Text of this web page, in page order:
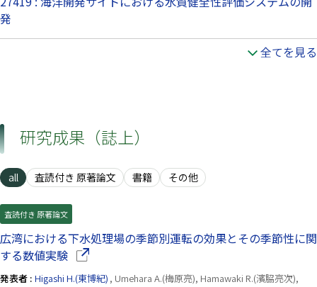
発
全てを見る
研究成果（誌上）
all 査読付き 原著論文 書籍 その他
査読付き 原著論文
広湾における下水処理場の季節別運転の効果とその季節性に関
する数値実験（別ウインドウで開きます）
発表者 : Higashi H.(東博紀) , Umehara A.(梅原亮), Hamawaki R.(濱脇亮次),